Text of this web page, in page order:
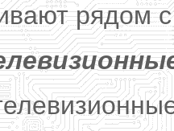
рядом